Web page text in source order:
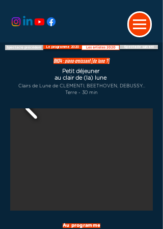
Spectacle précédent Le programme 2020 Les artistes 2020 Spectacle suivant
8H34 : piano-croissant (de lune ?)
Petit déjeuner
au clair de (la) lune
Clairs de Lune de CLEMENTI, BEETHOVEN, DEBUSSY...
Terre - 30 min
Au programme